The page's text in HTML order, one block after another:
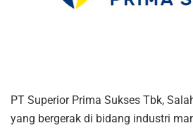
PT Superior Prima Sukses Tbk,
yang bergerak di bidang industri